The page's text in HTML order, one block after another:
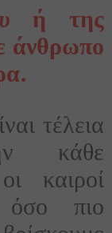
ή της
άνθρωπο
τέλεια
κάθε
καιροί
όσο πιο